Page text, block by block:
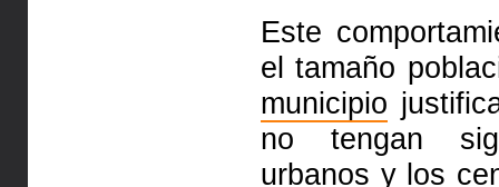
Este
el ta­maño
municipio
no tengan
urbanos ylos